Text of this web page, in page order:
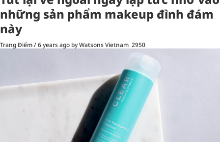
những sản phẩm makeup đình đám
này
Trang Điểm/6 years ago by Watsons Vietnam 2950